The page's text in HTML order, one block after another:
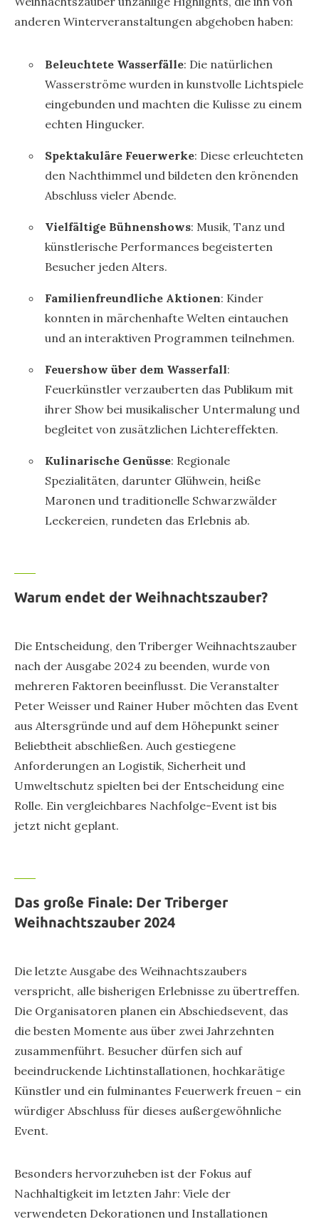
anderen Winterveranstaltungen abgehoben haben:
Beleuchtete Wasserfälle: Die natürlichen
Wasserströme wurden in kunstvolle Lichtspiele
eingebunden und machten die Kulisse zu einem
echten Hingucker.
Spektakuläre Feuerwerke: Diese erleuchteten
den Nachthimmel und bildeten den krönenden
Abschluss vieler Abende.
Vielfältige Bühnenshows: Musik, Tanz und
künstlerische Performances begeisterten
Besucher jeden Alters.
Familienfreundliche Aktionen: Kinder
konnten in märchenhafte Welten eintauchen
und an interaktiven Programmen teilnehmen.
Feuershow über dem Wasserfall:
Feuerkünstler verzauberten das Publikum mit
ihrer Show bei musikalischer Untermalung und
begleitet von zusätzlichen Lichtereffekten.
Kulinarische Genüsse: Regionale
Spezialitäten, darunter Glühwein, heiße
Maronen und traditionelle Schwarzwälder
Leckereien, rundeten das Erlebnis ab.
Warum endet der Weihnachtszauber?
Die Entscheidung, den Triberger Weihnachtszauber
nach der Ausgabe 2024 zu beenden, wurde von
mehreren Faktoren beeinflusst. Die Veranstalter
Peter Weisser und Rainer Huber möchten das Event
aus Altersgründe und auf dem Höhepunkt seiner
Beliebtheit abschließen. Auch gestiegene
Anforderungen an Logistik, Sicherheit und
Umweltschutz spielten bei der Entscheidung eine
Rolle. Ein vergleichbares Nachfolge-Event ist bis
jetzt nicht geplant.
Das große Finale: Der Triberger
Weihnachtszauber 2024
Die letzte Ausgabe des Weihnachtszaubers
verspricht, alle bisherigen Erlebnisse zu übertreffen.
Die Organisatoren planen ein Abschiedsevent, das
die besten Momente aus über zwei Jahrzehnten
zusammenführt. Besucher dürfen sich auf
beeindruckende Lichtinstallationen, hochkarätige
Künstler und ein fulminantes Feuerwerk freuen – ein
würdiger Abschluss für dieses außergewöhnliche
Event.
Besonders hervorzuheben ist der Fokus auf
Nachhaltigkeit im letzten Jahr: Viele der
verwendeten Dekorationen und Installationen